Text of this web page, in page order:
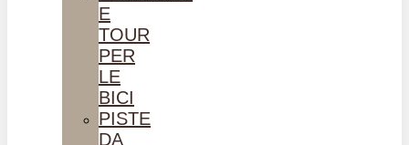
E
TOUR
PER
LE
BICI
PISTE
DA